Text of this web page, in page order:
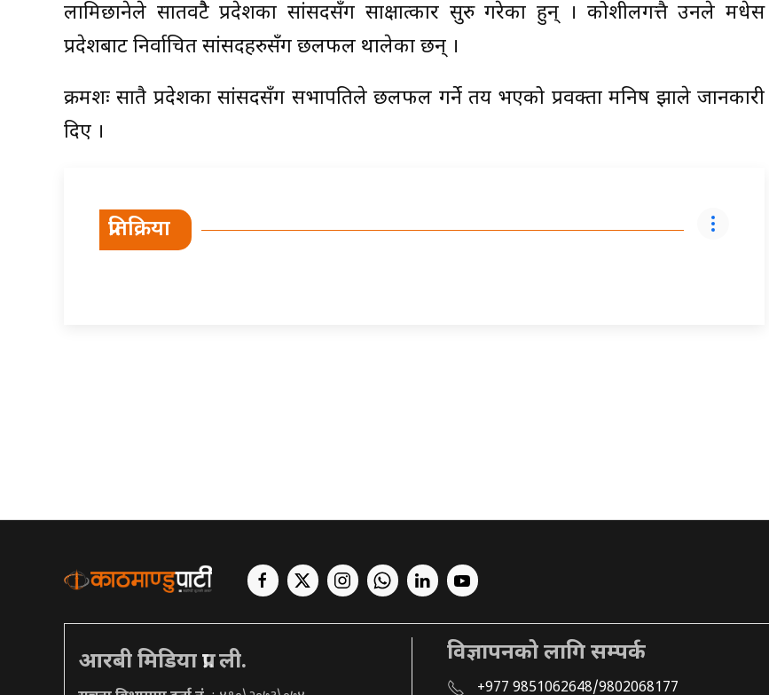
लामिछानेले सातवटैै प्रदेशका सांसदसँग साक्षात्कार सुरु गरेका हुन् । कोशीलगत्तै उनले मधेस
प्रदेशबाट निर्वाचित सांसदहरुसँग छलफल थालेका छन् ।
क्रमशः सातै प्रदेशका सांसदसँग सभापतिले छलफल गर्ने तय भएको प्रवक्ता मनिष झाले जानकारी
दिए ।
प्रतिक्रिया
आरबी मिडिया प्रा. ली. विज्ञापनको लागि सम्पर्क
+977 9851062648/9802068177